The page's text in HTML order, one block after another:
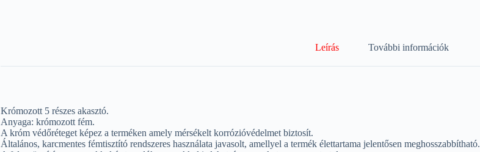
Leírás További információk
Krómozott 5 részes akasztó.
Anyaga: krómozott fém.
A króm védőréteget képez a terméken amely mérsékelt korrózióvédelmet biztosít.
Általános, karcmentes fémtisztító rendszeres használata javasolt, amellyel a termék élettartama jelentősen meghosszabbítható.